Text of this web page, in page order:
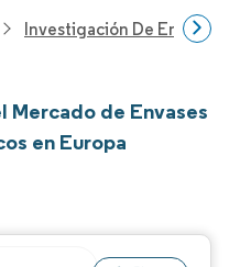
Investigación De Envases
Mercado de Envases
en Europa